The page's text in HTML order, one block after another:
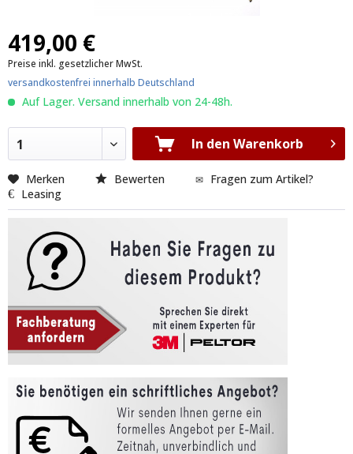
419,00 €
Preise inkl. gesetzlicher MwSt.
versandkostenfrei innerhalb Deutschland
Auf Lager. Versand innerhalb von 24-48h.
1 In den Warenkorb
Merken Bewerten
Fragen zum Artikel?
Leasing